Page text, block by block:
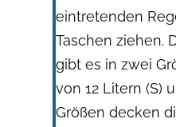
eintretenden
Taschen ziehen.
gibt es in zwei
von 12 Litern (S)
Größen decken